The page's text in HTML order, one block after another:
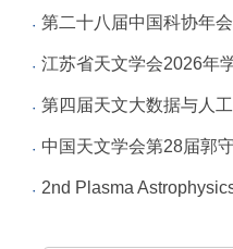
第二十八届中国科协年会--暗能量与哈勃常数危机
江苏省天文学会2026年学术年会
第四届天文大数据与人
中国天文学会第28届郭守敬学术研讨会暨2026年
2nd Plasma Astrophysics School and